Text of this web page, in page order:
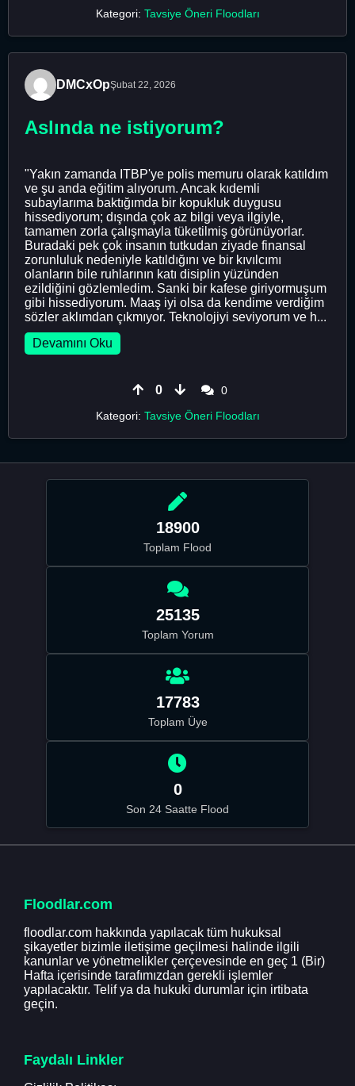
Kategori: Tavsiye Öneri Floodları
DMCxOpŞubat 22, 2026
Aslında ne istiyorum?
"Yakın zamanda ITBP'ye polis memuru olarak katıldım
ve şu anda eğitim alıyorum. Ancak kıdemli
subaylarıma baktığımda bir kopukluk duygusu
hissediyorum; dışında çok az bilgi veya ilgiyle,
tamamen zorla çalışmayla tüketilmiş görünüyorlar.
Buradaki pek çok insanın tutkudan ziyade finansal
zorunluluk nedeniyle katıldığını ve bir kıvılcımı
olanların bile ruhlarının katı disiplin yüzünden
ezildiğini gözlemledim. Sanki bir kafese giriyormuşum
gibi hissediyorum. Maaş iyi olsa da kendime verdiğim
sözler aklımdan çıkmıyor. Teknolojiyi seviyorum ve h...
Devamını Oku
0
0
Kategori: Tavsiye Öneri Floodları
18900
Toplam Flood
25135
Toplam Yorum
17783
Toplam Üye
0
Son 24 Saatte Flood
Floodlar.com
floodlar.com hakkında yapılacak tüm hukuksal
şikayetler bizimle iletişime geçilmesi halinde ilgili
kanunlar ve yönetmelikler çerçevesinde en geç 1 (Bir)
Hafta içerisinde tarafımızdan gerekli işlemler
yapılacaktır. Telif ya da hukuki durumlar için irtibata
geçin.
Faydalı Linkler